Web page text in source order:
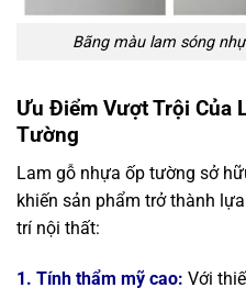
Bãng màu lam sóng
Ưu Điểm Vượt Trội Của
Tường
Lam gỗ nhựa ốp tường sở
khiến sản phẩm trở thành
trí nội thất:
1. Tính thẩm mỹ cao: Với